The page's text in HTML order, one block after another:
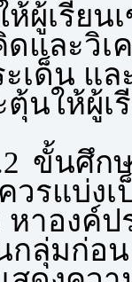
ผู้เรียน
และวิเ
เด็น แ
ตุ้นให้ผู้
ษา ผู้
รแบ่งเ
าองค์ป
นกลุ่ม